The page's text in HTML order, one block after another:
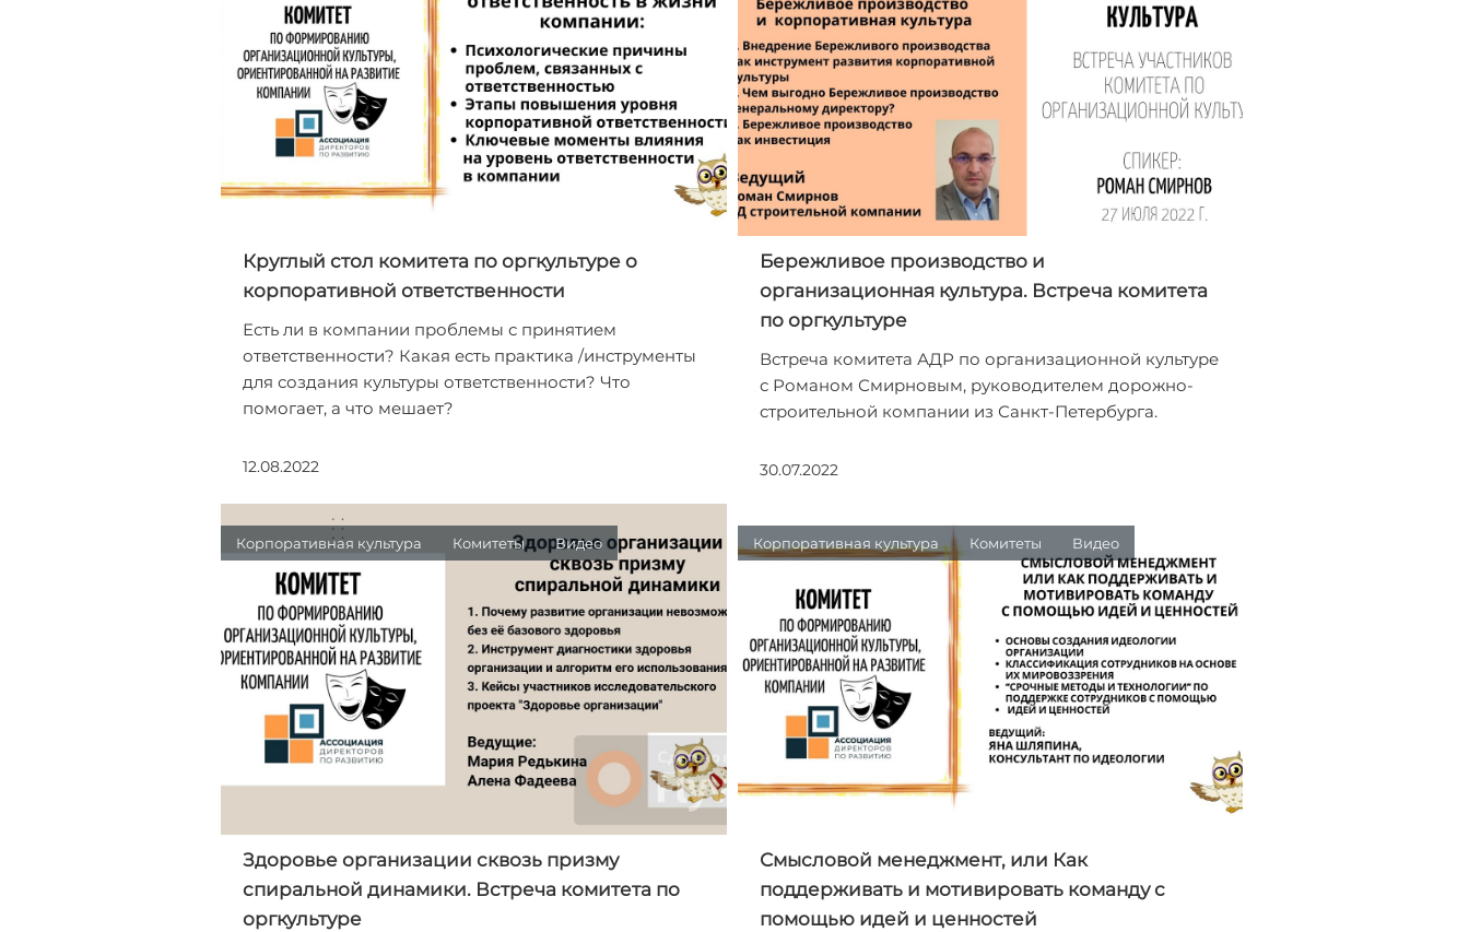
Круглый стол комитета по оргкультуре о
корпоративной ответственности
Есть ли в компании проблемы с принятием
ответственности? Какая есть практика /инструменты
для создания культуры ответственности? Что
помогает, а что мешает?
12.08.2022
Бережливое производство и
организационная культура. Встреча комитета
по оргкультуре
Встреча комитета АДР по организационной культуре
с Романом Смирновым, руководителем дорожно-
строительной компании из Санкт-Петербурга.
30.07.2022
Корпоративная культура Комитеты Видео
Здоровье организации сквозь призму
спиральной динамики. Встреча комитета по
оргкультуре
Корпоративная культура Комитеты Видео
Смысловой менеджмент, или Как
поддерживать и мотивировать команду с
помощью идей и ценностей